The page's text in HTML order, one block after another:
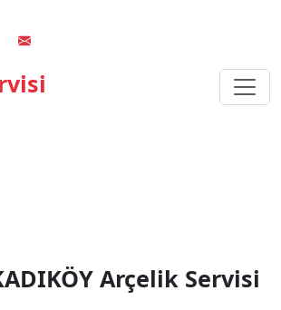
Arçelik Servisi